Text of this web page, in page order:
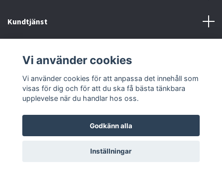
Kundtjänst
Sociala medier
© 2026 Ankis design
Vi använder cookies
Vi använder cookies för att anpassa det innehåll som
visas för dig och för att du ska få bästa tänkbara
upplevelse när du handlar hos oss.
Godkänn alla
Inställningar